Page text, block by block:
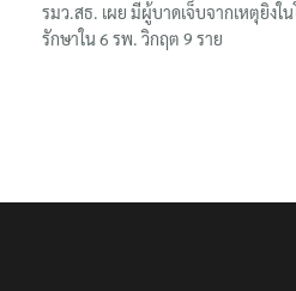
รมว.สธ. เผย มีผู้บาดเจ็บจากเหตุยิงใน
รักษาใน 6 รพ. วิกฤต 9 ราย